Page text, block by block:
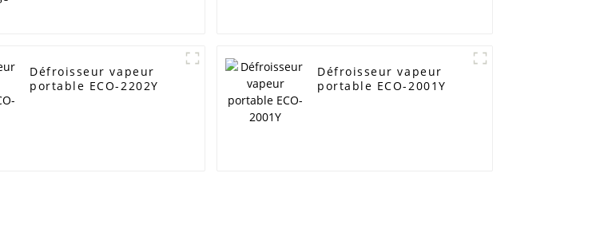
Défroisseur vapeur
portable ECO-2202Y
Défroisseur vapeur
portable ECO-2001Y